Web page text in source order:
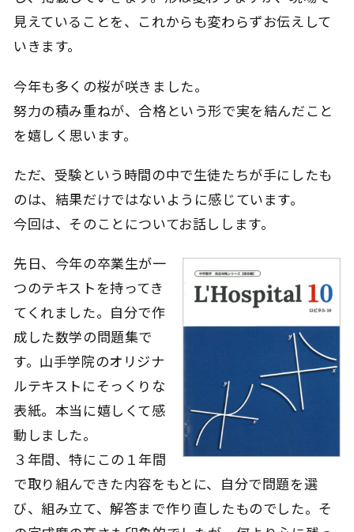
見えていることを、これからも変わらずお伝えして
いきます。
今年も多くの桜が咲きました。
努力の積み重ねが、合格という形で実を結んだこと
を嬉しく思います。
ただ、受験という時間の中で生徒たちが手にしたも
のは、結果だけではないように感じています。
今回は、そのことについてお話しします。
先日、今年の卒業生が一
つのテキストを持ってき
てくれました。自分で作
成した数学の問題集で
す。山手学院のオリジナ
ルテキストにそっくりな
表紙。本当に嬉しくて感
動しました。
３年間、特にこの１年間
で取り組んできた内容をもとに、自分で問題を選
び、組み立て、解答まで作り直したものでした。そ